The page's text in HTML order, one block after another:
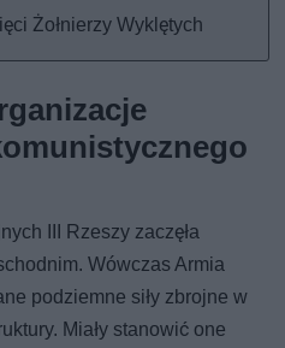
Żołnierzy Wyklętych
III Rzeszy zaczęła
Wówczas Armia
podziemne siły zbrojne w
Miały stanowić one